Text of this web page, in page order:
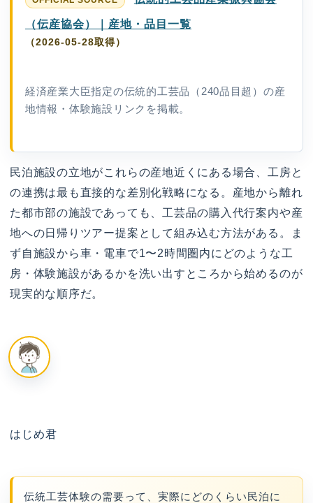
（伝産協会）｜産地・品目一覧
（2026-05-28取得）
経済産業大臣指定の伝統的工芸品（240品目超）の産
地情報・体験施設リンクを掲載。
民泊施設の立地がこれらの産地近くにある場合、工房と
の連携は最も直接的な差別化戦略になる。産地から離れ
た都市部の施設であっても、工芸品の購入代行案内や産
地への日帰りツアー提案として組み込む方法がある。ま
ず自施設から車・電車で1〜2時間圏内にどのような工
房・体験施設があるかを洗い出すところから始めるのが
現実的な順序だ。
はじめ君
伝統工芸体験の需要って、実際にどのくらい民泊に